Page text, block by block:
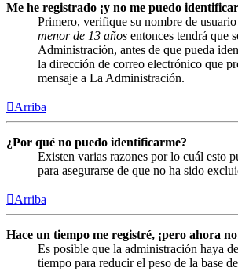
Me he registrado ¡y no me puedo
Primero, verifique su nombre de
menor de 13 años entonces tendrá que
Administración, antes de que pueda
la dirección de correo electrónico que
mensaje a La Administración.
Arriba
¿Por qué no puedo identificarme?
Existen varias razones por lo cuál esto
para asegurarse de que no ha sido
Arriba
Hace un tiempo me registré, ¡pero ahora
Es posible que la administración haya
tiempo para reducir el peso de la base